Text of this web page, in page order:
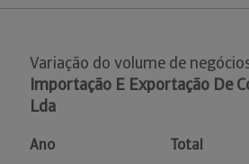
Variação do volume de
Importação E Exportação De
Lda
Ano Total